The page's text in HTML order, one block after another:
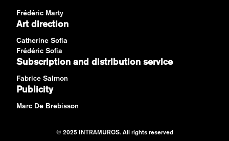
Frédéric Marty
Art direction
Catherine Sofia
Frédéric Sofia
Subscription and distribution service
Fabrice Salmon
Publicity
Marc De Brebisson
© 2025 INTRAMUROS. All rights reserved